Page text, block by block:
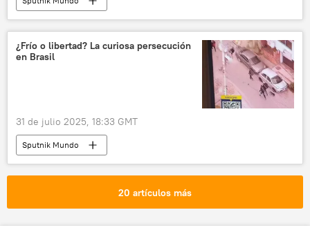
¿Frío o libertad? La curiosa persecución
en Brasil
31 de julio 2025, 18:33 GMT
Sputnik Mundo
20 artículos más